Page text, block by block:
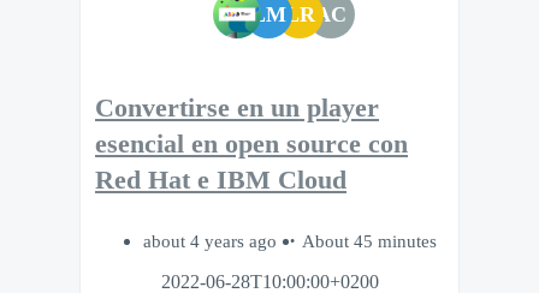
LMLRAC
Convertirse en un player
esencial en open source con
Red Hat e IBM Cloud
about 4 years ago
About 45 minutes
2022-06-28T10:00:00+0200